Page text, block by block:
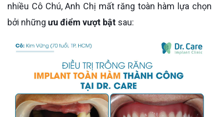
nhiều Cô Chú, Anh Chị mất răng toàn hàm lựa chọn
bởi những ưu điểm vượt bật sau: